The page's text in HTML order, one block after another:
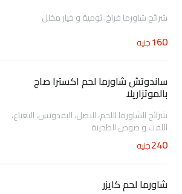
شرائح شاورما فراخ، ثومية و خيار مخلل
160جنيه
ساندوتش شاورما لحم اكسترا صاج
بالموتزاريلا
شرائح الشاورما اللحم، البصل، البقدونس، النعناع،
اللفت و صوص الطحينة
240جنيه
شاورما لحم كايزر